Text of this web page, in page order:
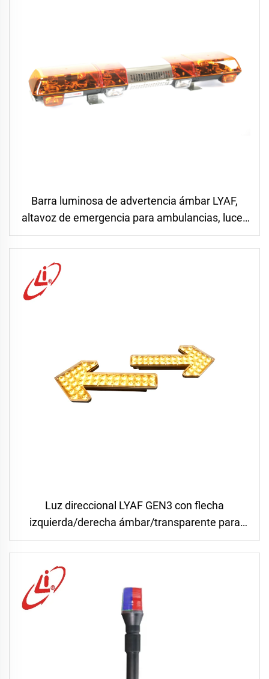
Barra luminosa de advertencia ámbar LYAF,
altavoz de emergencia para ambulancias, luces
estroboscópicas azules de advertencia, bocinas
y sirenas con altavoz integrado y luz de
Luz direccional LYAF GEN3 con flecha
izquierda/derecha ámbar/transparente para
camiones